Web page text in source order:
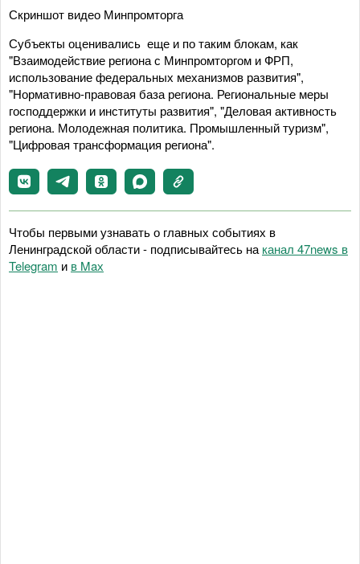
Скриншот видео Минпромторга
Субъекты оценивались еще и по таким блокам, как
"Взаимодействие региона с Минпромторгом и ФРП,
использование федеральных механизмов развития",
"Нормативно-правовая база региона. Региональные меры
господдержки и институты развития", "Деловая активность
региона. Молодежная политика. Промышленный туризм",
"Цифровая трансформация региона".
Чтобы первыми узнавать о главных событиях в
Ленинградской области - подписывайтесь на канал 47news в
Telegram и в Maх